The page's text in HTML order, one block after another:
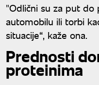
"Odlični su za put do
automobilu ili torbi
situacije“, kaže ona.
Prednosti
proteinima